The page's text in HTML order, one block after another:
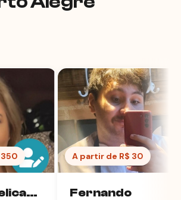
A partir de R$ 30
Fernando